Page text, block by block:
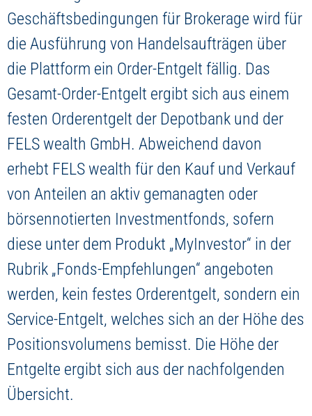
Geschäftsbedingungen für Brokerage wird für
die Ausführung von Handelsaufträgen über
die Plattform ein Order-Entgelt fällig. Das
Gesamt-Order-Entgelt ergibt sich aus einem
festen Orderentgelt der Depotbank und der
FELS wealth GmbH. Abweichend davon
erhebt FELS wealth für den Kauf und Verkauf
von Anteilen an aktiv gemanagten oder
börsennotierten Investmentfonds, sofern
diese unter dem Produkt „MyInvestor“ in der
Rubrik „Fonds-Empfehlungen“ angeboten
werden, kein festes Orderentgelt, sondern ein
Service-Entgelt, welches sich an der Höhe des
Positionsvolumens bemisst. Die Höhe der
Entgelte ergibt sich aus der nachfolgenden
Übersicht.